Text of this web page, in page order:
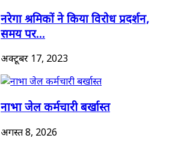
नरेगा श्रमिकों ने किया विरोध प्रदर्शन,
समय पर...
अक्टूबर 17, 2023
नाभा जेल कर्मचारी बर्खास्त
अगस्त 8, 2026